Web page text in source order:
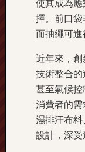
使其成為
擇。前口袋
而抽繩可進
近年來，創
技術整合的
甚至氣候
消費者的
濕排汗布
設計，深受